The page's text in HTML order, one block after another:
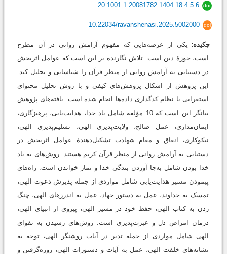
dor
20.1001.1.20081782.1404.18.4.5.6
doi
10.22034/ravanshenasi.2025.5002000
چکیده: یکی از عرصه‌هایی که مفهوم آرامش روانی در آن مطرح
است، حوزۀ دین است. تلاش نگارنده بر‌ این است که عوامل اثربخش
در دستیابی به آرامش روانی از منظر قرآن را شناسایی و تحلیل کند.
این پژوهش از اشکال پژوهش‌های کیفی و با روش تحلیل محتوای
استقرایی با نظام کدگذاری داده‌ها انجام شده است‌. یافته‌های پژوهش
بیانگر این است که 10 مؤلفه شامل یاد خدا، هدایت‌یابی، پرهیزگاری،
ایمان‌مداری، عمل صالح، ولایت‌پذیری الهی، تسلیم‌پذیری الهی،
نیکوکاری، انفاق و مقام شهادت تشکیل‌دهندۀ عوامل اثربخش در
دستیابی به آرامش روانی از منظر قرآن کریم هستند. روش‌های به ‌یاد
خدا بودن شامل به‌جا آوردن بندگی خدا و نماز خواندن است. راه‌های
پیمودن مسیر هدایت‌یابی شامل مواردی از جمله پذیرش دعوت الهی،
تمسک به خداوند، عمل به دستور جهاد، عمل به اندرزهای الهی، چنگ
‌زدن به کتاب الهی، حفظ خود در مسیر الهی، پیروی از انبیای الهی،
درمان امراض دل و عبرت‌پذیری است. روش‌های رسیدن به تقوای
الهی شامل مواردی از جمله تدبر در آیات روشنگر الهی، توجه به
نشانه‌های خلقت الهی، عمل به آیات و دستورات الهی، روزه‌‌گرفتن و